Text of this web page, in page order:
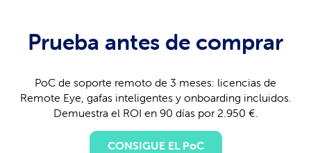
Prueba antes de comprar
PoC de soporte remoto de 3 meses: licencias de
Remote Eye, gafas inteligentes y onboarding incluidos.
Demuestra el ROI en 90 días por 2.950 €.
CONSIGUE EL PoC